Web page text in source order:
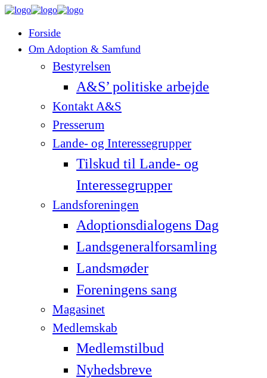
Forside
Om Adoption & Samfund
Bestyrelsen
A&S’ politiske arbejde
Kontakt A&S
Presserum
Lande- og Interessegrupper
Tilskud til Lande- og
Interessegrupper
Landsforeningen
Adoptionsdialogens Dag
Landsgeneralforsamling
Landsmøder
Foreningens sang
Magasinet
Medlemskab
Medlemstilbud
Nyhedsbreve